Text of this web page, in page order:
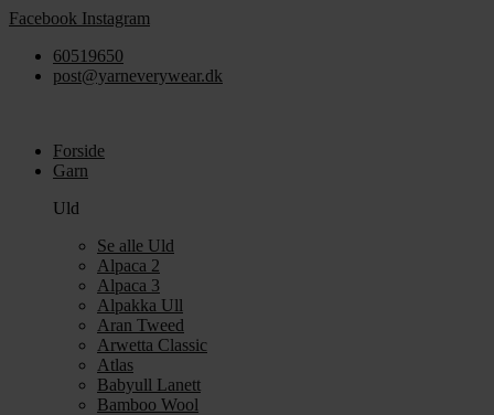
Videre
indhold
Facebook Instagram
60519650
post@yarneverywear.dk
Forside
Garn
Uld
Se alle Uld
Alpaca 2
Alpaca 3
Alpakka Ull
Aran Tweed
Arwetta Classic
Atlas
Babyull Lanett
Bamboo Wool